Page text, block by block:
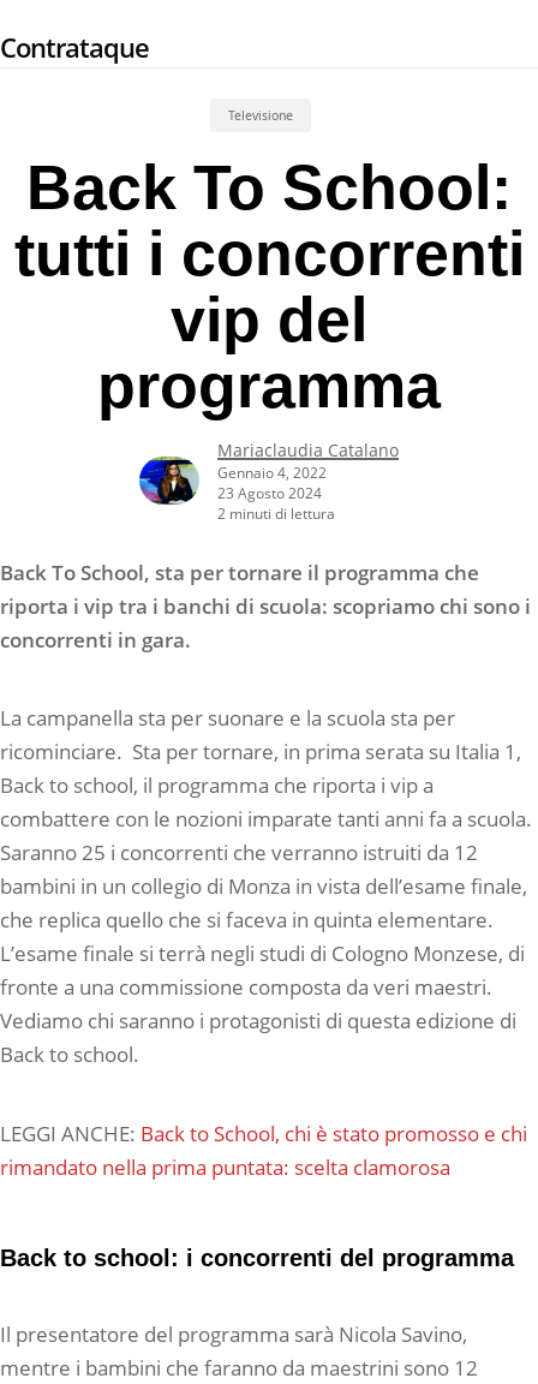
to
Contrataque
Televisione
Back To School:
tutti i concorrenti
vip del
programma
Mariaclaudia Catalano
Gennaio 4, 2022
23 Agosto 2024
2 minuti di lettura
Back To School, sta per tornare il programma che
riporta i vip tra i banchi di scuola: scopriamo chi sono i
concorrenti in gara.
La campanella sta per suonare e la scuola sta per
ricominciare. Sta per tornare, in prima serata su Italia 1,
Back to school, il programma che riporta i vip a
combattere con le nozioni imparate tanti anni fa a scuola.
Saranno 25 i concorrenti che verranno istruiti da 12
bambini in un collegio di Monza in vista dell’esame finale,
che replica quello che si faceva in quinta elementare.
L’esame finale si terrà negli studi di Cologno Monzese, di
fronte a una commissione composta da veri maestri.
Vediamo chi saranno i protagonisti di questa edizione di
Back to school.
LEGGI ANCHE: Back to School, chi è stato promosso e chi
rimandato nella prima puntata: scelta clamorosa
Back to school: i concorrenti del programma
Il presentatore del programma sarà Nicola Savino,
mentre i bambini che faranno da maestrini sono 12